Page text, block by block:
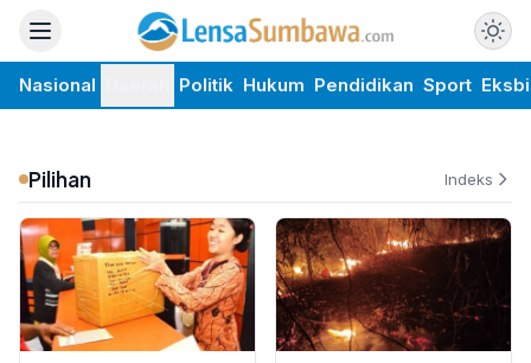
Nasional Politik Hukum Pendidikan Sport
Pilihan Indeks